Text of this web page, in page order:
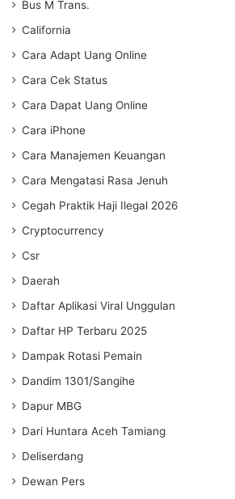
Bus M Trans.
California
Cara Adapt Uang Online
Cara Cek Status
Cara Dapat Uang Online
Cara iPhone
Cara Manajemen Keuangan
Cara Mengatasi Rasa Jenuh
Cegah Praktik Haji Ilegal 2026
Cryptocurrency
Csr
Daerah
Daftar Aplikasi Viral Unggulan
Daftar HP Terbaru 2025
Dampak Rotasi Pemain
Dandim 1301/Sangihe
Dapur MBG
Dari Huntara Aceh Tamiang
Deliserdang
Dewan Pers